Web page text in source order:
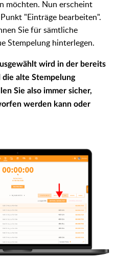
möchten. Nun erscheint
"Einträge bearbeiten".
Sie für sämtliche
Stempelung hinterlegen.
wird in der bereits
alte Stempelung
Sie also immer sicher,
werden kann oder